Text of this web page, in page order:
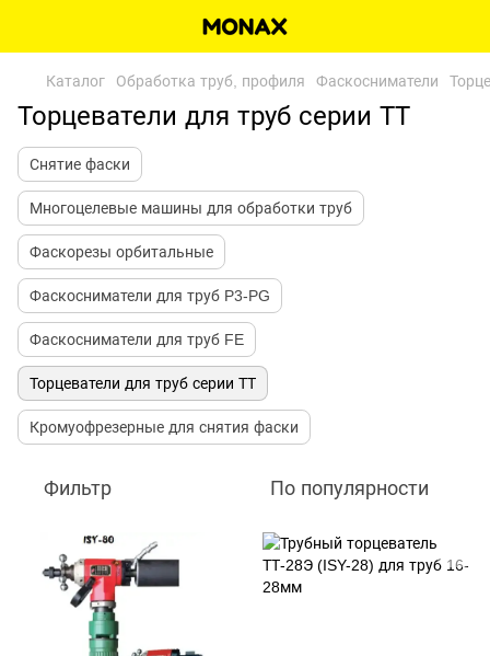
Каталог Обработка труб, профиля Фаскосниматели
Торцеватели для труб серии ТТ
Снятие фаски
Многоцелевые машины для обработки труб
Фаскорезы орбитальные
Фаскосниматели для труб P3-PG
Фаскосниматели для труб FE
Торцеватели для труб серии ТТ
Кромуофрезерные для снятия фаски
Фильтр По популярности